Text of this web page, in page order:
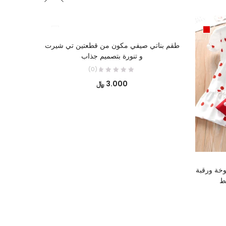
طقم بناتي صيفي مكون من قطعتين تي شيرت
و تنورة بتصميم جذاب
(0)
3.000 ﷼
ورقبة